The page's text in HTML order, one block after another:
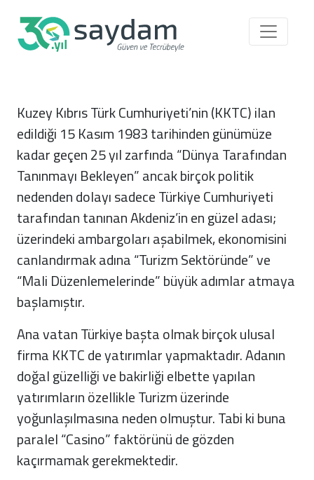
Kuzey Kıbrıs Türk Cumhuriyeti’nin (KKTC) ilan
edildiği 15 Kasım 1983 tarihinden günümüze
kadar geçen 25 yıl zarfında “Dünya Tarafından
Tanınmayı Bekleyen” ancak birçok politik
nedenden dolayı sadece Türkiye Cumhuriyeti
tarafından tanınan Akdeniz’in en güzel adası;
üzerindeki ambargoları aşabilmek, ekonomisini
canlandırmak adına “Turizm Sektöründe” ve
“Mali Düzenlemelerinde” büyük adımlar atmaya
başlamıştır.
Ana vatan Türkiye başta olmak birçok ulusal
firma KKTC de yatırımlar yapmaktadır. Adanın
doğal güzelliği ve bakirliği elbette yapılan
yatırımların özellikle Turizm üzerinde
yoğunlaşılmasına neden olmuştur. Tabi ki buna
paralel “Casino” faktörünü de gözden
kaçırmamak gerekmektedir.